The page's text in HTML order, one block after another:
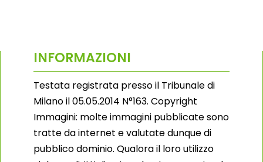
INFORMAZIONI
Testata registrata presso il Tribunale di
Milano il 05.05.2014 N°163. Copyright
Immagini: molte immagini pubblicate sono
tratte da internet e valutate dunque di
pubblico dominio. Qualora il loro utilizzo